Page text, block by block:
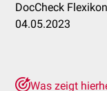
DocCheck
04.05.2023
Was zeigt